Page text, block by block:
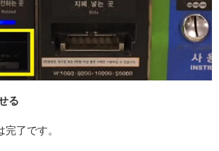
る
完了です。